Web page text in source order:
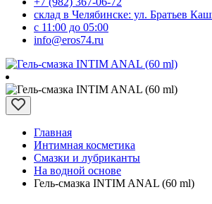
склад в Челябинске: ул. Братьев
с 11:00 до 05:00
info@eros74.ru
Главная
Интимная косметика
Смазки и лубриканты
На водной основе
Гель-смазка INTIM ANAL (60 ml)